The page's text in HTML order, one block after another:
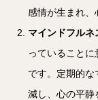
感情が生まれ、
マインドフルネ
っていること
です。定期的
減し、心の平静